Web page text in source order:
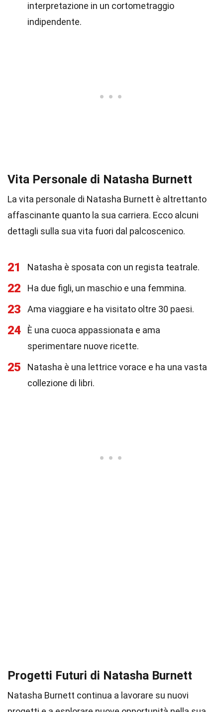
interpretazione in un cortometraggio
indipendente.
Vita Personale di Natasha Burnett
La vita personale di Natasha Burnett è altrettanto
affascinante quanto la sua carriera. Ecco alcuni
dettagli sulla sua vita fuori dal palcoscenico.
21 Natasha è sposata con un regista teatrale.
22 Ha due figli, un maschio e una femmina.
23 Ama viaggiare e ha visitato oltre 30 paesi.
24
È una cuoca appassionata e ama
sperimentare nuove ricette.
25
Natasha è una lettrice vorace e ha una vasta
collezione di libri.
Progetti Futuri di Natasha Burnett
Natasha Burnett continua a lavorare su nuovi